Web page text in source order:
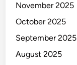
November 2025
October 2025
September 2025
August 2025